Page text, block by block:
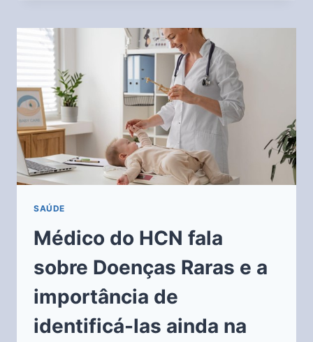
SAÚDE
Médico do HCN fala
sobre Doenças Raras e a
importância de
identificá-las ainda na